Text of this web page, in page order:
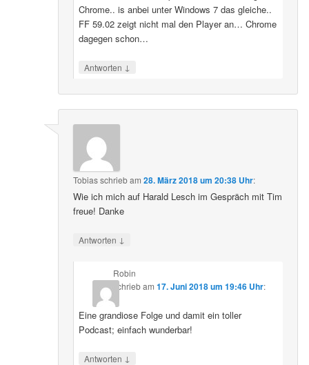
Chrome.. is anbei unter Windows 7 das gleiche..
FF 59.02 zeigt nicht mal den Player an… Chrome
dagegen schon…
Antworten ↓
Tobiasschriebam28. März 2018 um 20:38 Uhr:
Wie ich mich auf Harald Lesch im Gespräch mit Tim
freue! Danke
Antworten ↓
Robin
schriebam 17. Juni 2018 um 19:46 Uhr:
Eine grandiose Folge und damit ein toller
Podcast; einfach wunderbar!
Antworten ↓